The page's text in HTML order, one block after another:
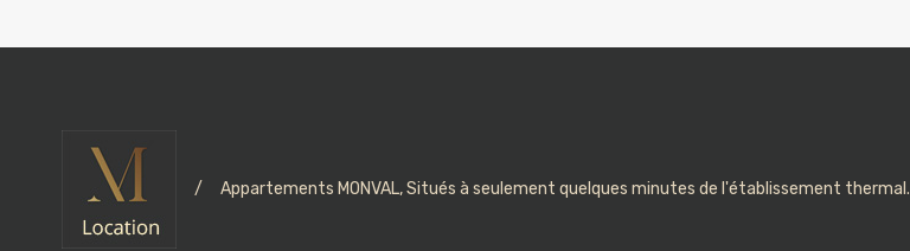
/ Appartements MONVAL, Situés à seulement quelques minutes de l'établissement thermal.